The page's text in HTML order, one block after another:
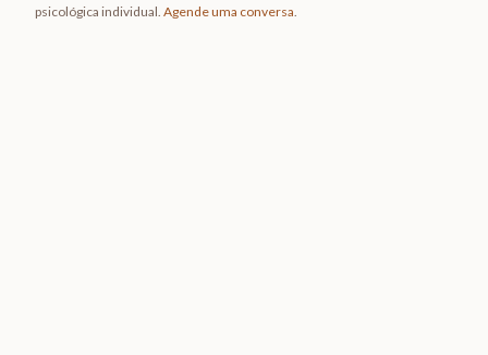
psicológica individual. Agende uma conversa